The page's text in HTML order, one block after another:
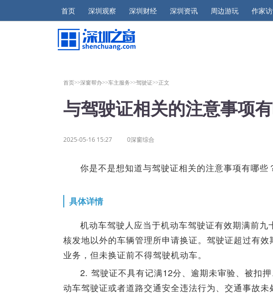
首页 深圳观察 深圳财经 深圳资讯 周边游玩 作家
首页>>深窗帮办>>车主服务>>驾驶证>>正文
与驾驶证相关的注意事项
2025-05-16 15:27 0深窗综合
你是不是想知道与驾驶证相关的注意事项有哪些
具体详情
机动车驾驶人应当于机动车驾驶证有效期满前
核发地以外的车辆管理所申请换证。驾驶证超过有
业务，但未换证前不得驾驶机动车。
2. 驾驶证不具有记满12分、逾期未审验、被扣
动车驾驶证或者道路交通安全违法行为、交通事故未